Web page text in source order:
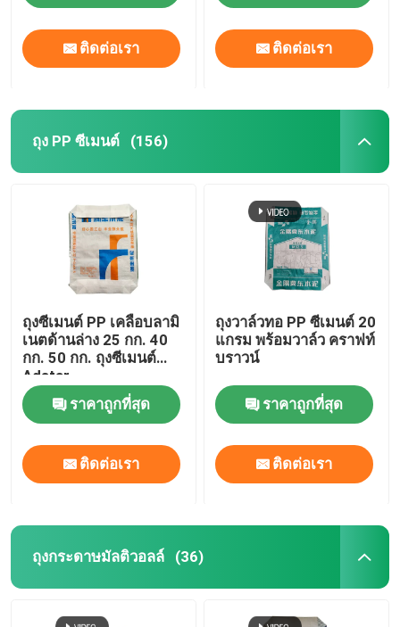
ติดต่อเรา ติดต่อเรา
ถุง PP ซีเมนต์ (156)
ถุงซีเมนต์ PP เคลือบลามิ
เนตด้านล่าง 25 กก. 40
กก. 50 กก. ถุงซีเมนต์
Adstar
ราคาถูกที่สุด
ติดต่อเรา
ถุงวาล์วทอ PP ซีเมนต์ 20
แกรม พร้อมวาล์ว คราฟท์
บราวน์
ราคาถูกที่สุด
ติดต่อเรา
ถุงกระดาษมัลติวอลล์ (36)